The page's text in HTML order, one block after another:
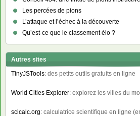
Les percées de pions
L’attaque et l’échec à la découverte
Qu’est-ce que le classement élo ?
Autres sites
TinyJSTools: des petits outils gratuits en ligne
World Cities Explorer: explorez les villes du
scicalc.org: calculatrice scientifique en ligne